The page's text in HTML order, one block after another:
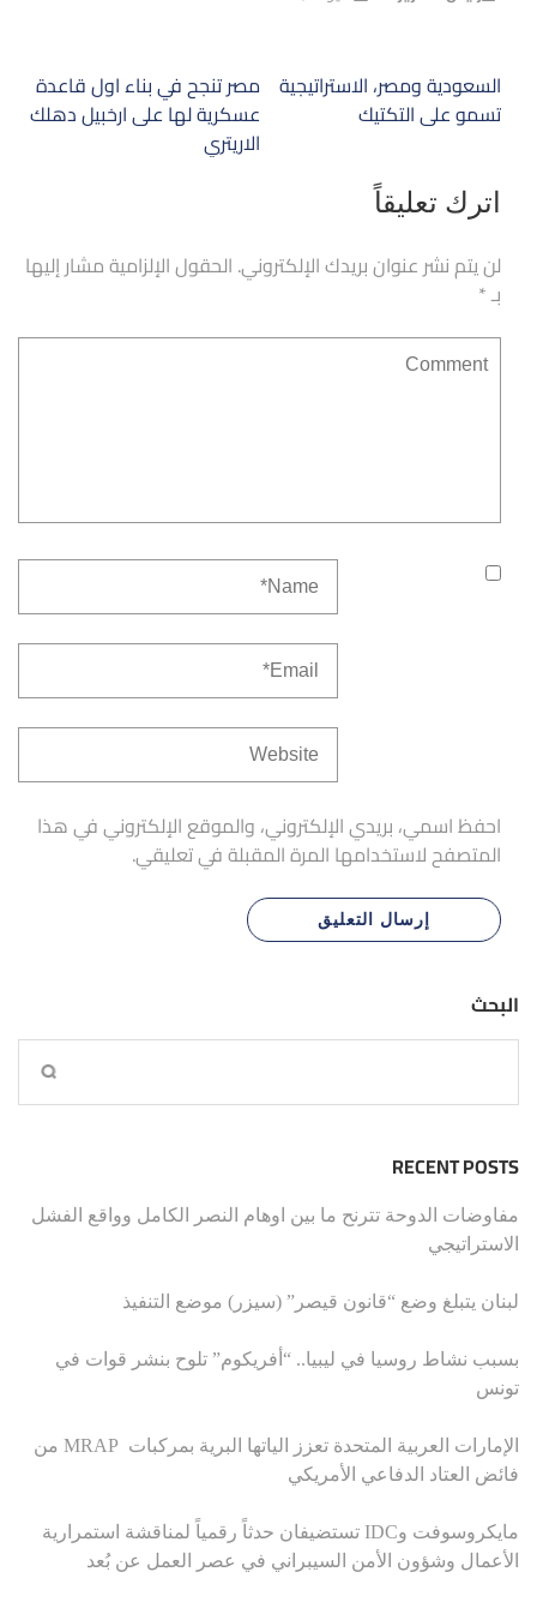
تصفّح
المقالات
مصر تنجح في بناء اول قاعدة
عسكرية لها على ارخبيل دهلك
الاريتري
السعودية ومصر، الاستراتيجية
تسمو على التكتيك
اترك تعليقاً
لن يتم نشر عنوان بريدك الإلكتروني. الحقول الإلزامية مشار إليها
بـ*
احفظ اسمي، بريدي الإلكتروني، والموقع الإلكتروني في هذا
المتصفح لاستخدامها المرة المقبلة في تعليقي.
البحث
RECENT POSTS
مفاوضات الدوحة تترنح ما بين اوهام النصر الكامل وواقع الفشل
الاستراتيجي
لبنان يتبلغ وضع “قانون قيصر” (سيزر) موضع التنفيذ
بسبب نشاط روسيا في ليبيا.. “أفريكوم” تلوح بنشر قوات في
تونس
الإمارات العربية المتحدة تعزز الياتها البرية بمركبات MRAP من
فائض العتاد الدفاعي الأمريكي
مايكروسوفت وIDC تستضيفان حدثاً رقمياً لمناقشة استمرارية
الأعمال وشؤون الأمن السيبراني في عصر العمل عن بُعد